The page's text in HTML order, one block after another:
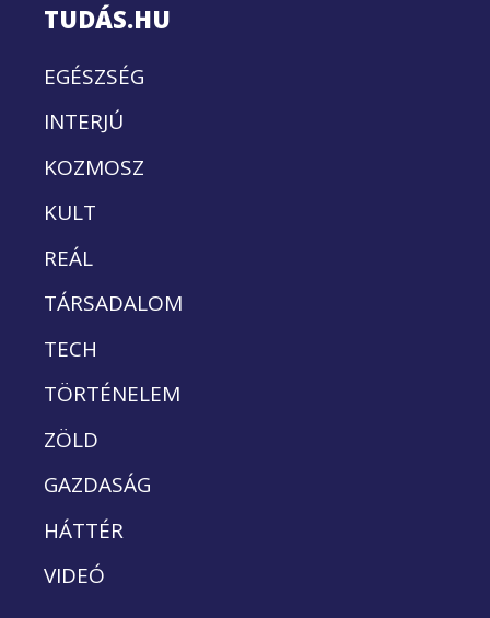
TUDÁS.HU
EGÉSZSÉG
INTERJÚ
KOZMOSZ
KULT
REÁL
TÁRSADALOM
TECH
TÖRTÉNELEM
ZÖLD
GAZDASÁG
HÁTTÉR
VIDEÓ